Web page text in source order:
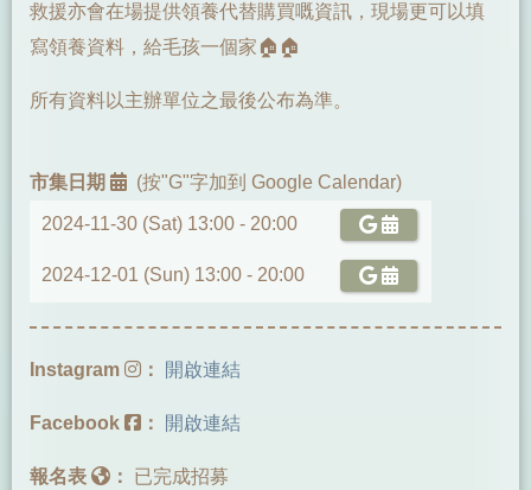
救援亦會在場提供領養代替購買嘅資訊，現場更可以填
寫領養資料，給毛孩一個家🏠🏠
所有資料以主辦單位之最後公布為準。
市集日期 (按"G"字加到 Google Calendar)
2024-11-30 (Sat) 13:00 - 20:00
2024-12-01 (Sun) 13:00 - 20:00
Instagram ： 開啟連結
Facebook ： 開啟連結
報名表 ： 已完成招募